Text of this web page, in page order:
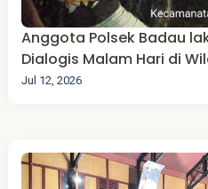
Anggota Polsek Badau
Dialogis Malam Hari di
Jul 12, 2026